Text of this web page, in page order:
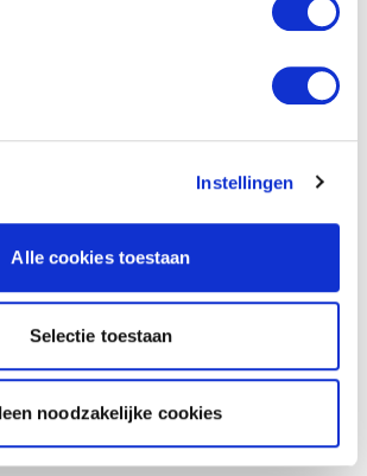
Instellingen
Alle cookies toestaan
Selectie toestaan
noodzakelijke cookies